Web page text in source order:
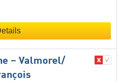
– Valmorel/​